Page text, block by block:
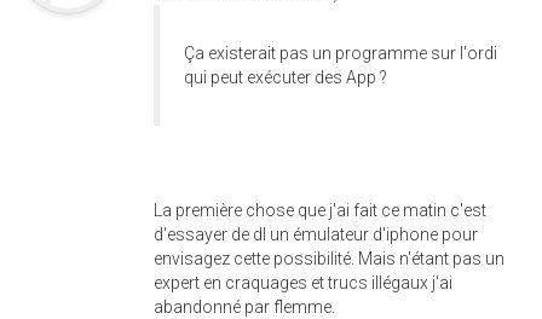
Ça existerait pas un programme sur l'ordi
qui peut exécuter des App ?
La première chose que j'ai fait ce matin c'est
d'essayer de dl un émulateur d'iphone pour
envisagez cette possibilité. Mais n'étant pas un
expert en craquages et trucs illégaux j'ai
abandonné par flemme.